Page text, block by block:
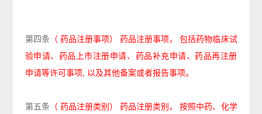
第四条（ 药品注册事项） 药品注册事项，
包括药物临床试
验申请、药品上市注册申请、药品补充申请、药品再注册
申请等许可事项, 以及其他备案或者报告事项。
第五条（ 药品注册类别） 药品注册类别，
按照中药、化学